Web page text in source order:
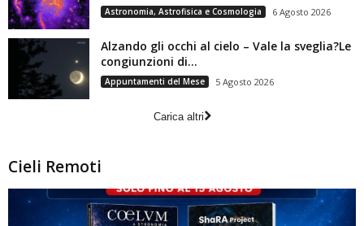
Astronomia, Astrofisica e Cosmologia 6 Agosto 2026
Alzando gli occhi al cielo – Vale la sveglia?Le
congiunzioni di...
Appuntamenti del Mese 5 Agosto 2026
Carica altri
Cieli Remoti